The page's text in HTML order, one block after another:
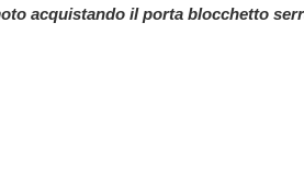
acquistando il porta blocchetto